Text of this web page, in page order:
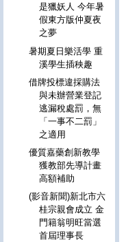
是獵妖人 今年暑
假東方版仲夏夜
之夢
暑期夏日樂活學 重
溪學生插秧趣
借牌投標違採購法
與未辦營業登記
逃漏稅處罰，無
「一事不二罰」
之適用
優質嘉藥創新教學
獲教部先導計畫
高額補助
(影音新聞)新北市六
桂宗親會成立 金
門籍翁明旺當選
首屆理事長